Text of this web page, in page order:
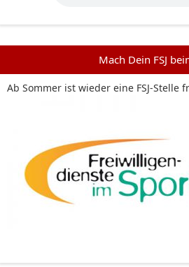
Mach Dein FSJ
Ab Sommer ist wieder eine FSJ-Stelle